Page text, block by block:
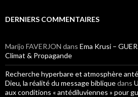
DERNIERS COMMENTAIRES
Marijo FAVERJON dans Ema Krusi –
Climat & Propagande
Recherche hyperbare et atmosphère
Dieu, la réalité du message bibliquedans
aux conditions « antédiluviennes » pour